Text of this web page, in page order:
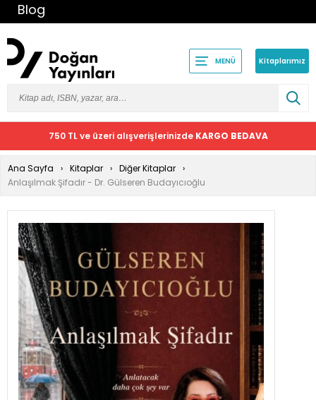
Blog
MENÜ Kitaplarımız
750 TL ve üzeri alışverişlerinizde KARGO BEDAVA
Ana Sayfa Kitaplar
Diğer Kitaplar
Anlaşılmak Şifadır - Dr. Gülseren Budayıcıoğlu